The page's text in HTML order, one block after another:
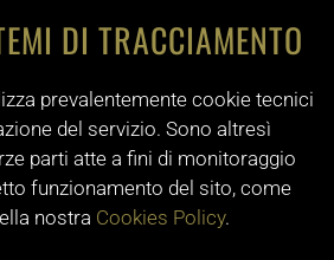
DI TRACCIAMENTO
prevalentemente cookie tecnici
del servizio. Sono altresì
parti atte a fini di monitoraggio
funzionamento del sito, come
nostra Cookies Policy.